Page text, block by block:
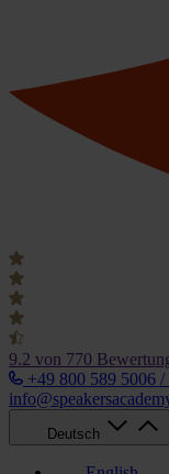
9.2 von 770
+49 800 589 5006
Deutsch